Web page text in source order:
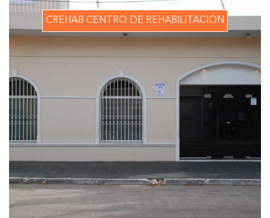
CREHAB CENTRO DE REHABILITACIÓN